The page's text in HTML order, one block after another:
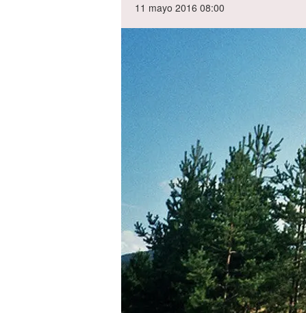
11 mayo 2016 08:00